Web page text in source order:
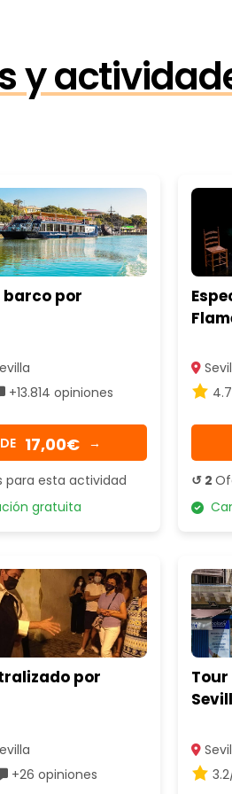
y
barco por
+13.814 opiniones
17,00€ →
para esta actividad
gratuita
↺ 2
por
+26 opiniones